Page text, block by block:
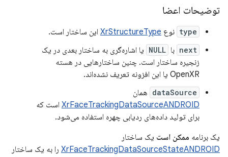
توضیحات اعضا
type نوع XrStructureType این ساختار است.
next با NULL یا اشاره‌گری به ساختار بعدی در یک
زنجیره ساختار است. چنین ساختارهایی در هسته
OpenXR یا این افزونه تعریف نشده‌اند.
dataSource همان
XrFaceTrackingDataSourceANDROID است که
برای تولید داده‌های ردیابی چهره استفاده می‌شود.
یک برنامه ممکن است یک ساختار
XrFaceTrackingDataSourceStateANDROID را به یک ساختار